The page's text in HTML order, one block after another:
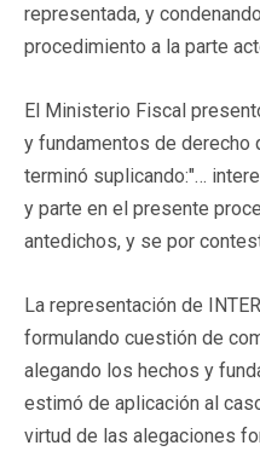
representada, y
procedimiento a la parte
El Ministerio Fiscal
y fundamentos de derecho
terminó suplicando:"…
y parte en el presente
antedichos, y se por
La representación de
formulando cuestión de
alegando los hechos y
estimó de aplicación al
virtud de las alegaciones